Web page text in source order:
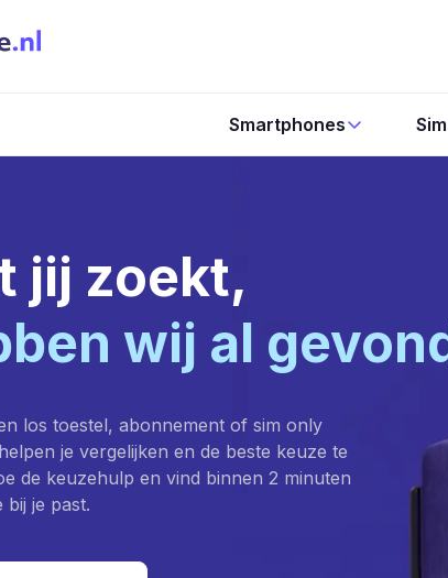
Smartphones
jij zoekt,
wij al
los toestel, abonnement of sim only
je vergelijken en de beste keuze te
de keuzehulp en vind binnen 2 minuten
bij je past.